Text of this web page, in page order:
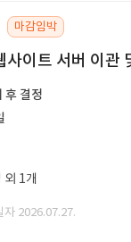
마감임박
이트 서버 이관
후 결정
외 1개
자 2026.07.27.